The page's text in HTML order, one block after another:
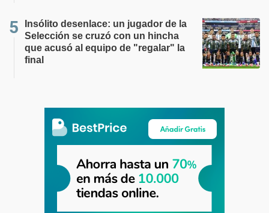
Insólito desenlace: un jugador de la
Selección se cruzó con un hincha
que acusó al equipo de "regalar" la
final